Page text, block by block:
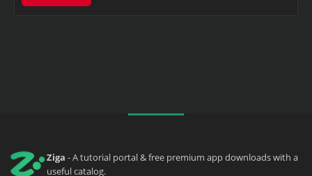
Ziga - A tutorial portal & free premium app downloads with a
useful catalog.